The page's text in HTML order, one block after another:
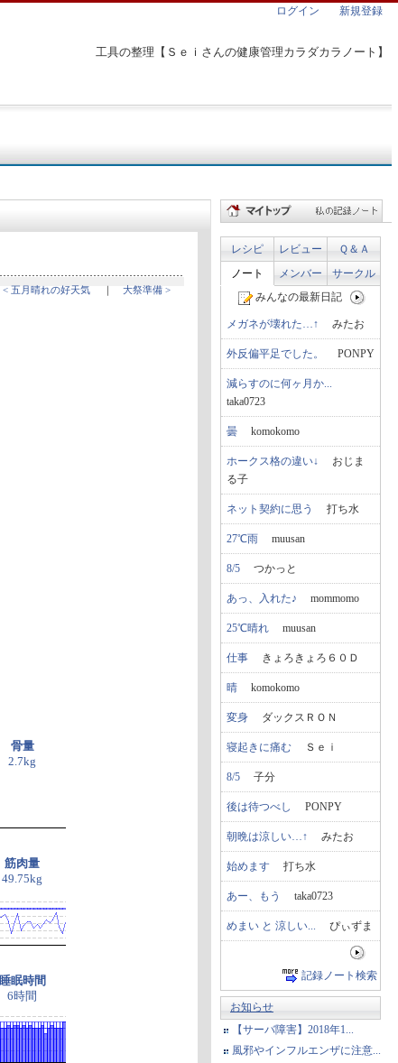
工具の整理【Ｓｅｉさんの健康管理カラダカラノート】
ログイン 新規登録
< 五月晴れの好天気 ｜ 大祭準備 >
骨量
2.7kg
筋肉量
49.75kg
睡眠時間
6時間
レシピ レビュー
Ｑ＆Ａ
ノート
メンバー
サークル
みんなの最新日記
メガネが壊れた…↑ みたお
外反偏平足でした。 PONPY
減らすのに何ヶ月か...
taka0723
曇 komokomo
ホークス格の違い↓ おじま
る子
ネット契約に思う 打ち水
27℃雨 muusan
8/5 つかっと
あっ、入れた♪ mommomo
25℃晴れ muusan
仕事 きょろきょろ６０Ｄ
晴 komokomo
変身 ダックスＲＯＮ
寝起きに痛む Ｓｅｉ
8/5 子分
後は待つべし PONPY
朝晩は涼しい…↑ みたお
始めます 打ち水
あー、もう taka0723
めまい と 涼しい... ぴぃずま
記録ノート検索
お知らせ
【サーバ障害】2018年1...
風邪やインフルエンザに注意...